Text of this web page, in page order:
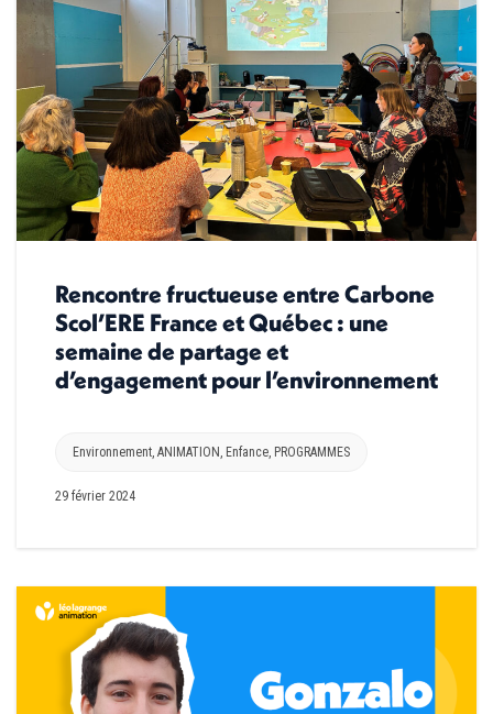
Rencontre fructueuse entre Carbone
Scol’ERE France et Québec : une
semaine de partage et
d’engagement pour l’environnement
Environnement, ANIMATION, Enfance, PROGRAMMES
29 février 2024